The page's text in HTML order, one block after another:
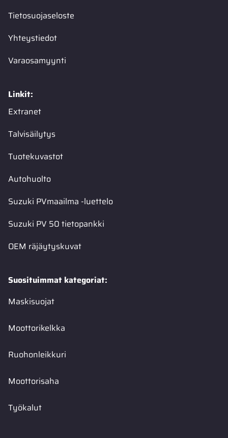
Tietosuojaseloste
Yhteystiedot
Varaosamyynti
Linkit:
Extranet
Talvisäilytys
Tuotekuvastot
Autohuolto
Suzuki PVmaailma -luettelo
Suzuki PV 50 tietopankki
OEM räjäytyskuvat
Suosituimmat kategoriat:
Maskisuojat
Moottorikelkka
Ruohonleikkuri
Moottorisaha
Työkalut